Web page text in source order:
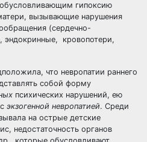
гипоксию
вызывающие нарушения
(сердечно-
эндокринные, кровопотери,
что невропатии раннего
собой форму
психических нарушений, ею
экзогенной невропатией. Среди
на острые детские
недостаточность органов